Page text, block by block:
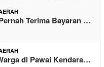
Terima Bayaran …
di Pawai Kendara…